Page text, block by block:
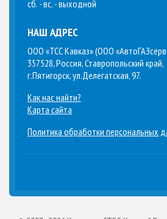
сб. - вс. - выходной
НАШ АДРЕС
ООО «ТСС Кавказ» (ООО
357528, Россия, Ставропольский край,
г.Пятигорск, ул.Делегатская, 97.
Как нас найти?
Карта сайта
Политика обработки персональных